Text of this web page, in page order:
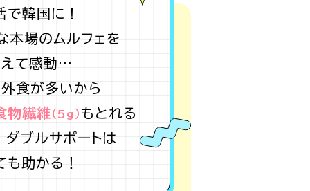
で韓国に！
本場のムルフェを
て感動…
食が多いから
物繊維（5g） もとれる
ブルサポートは
も助かる！